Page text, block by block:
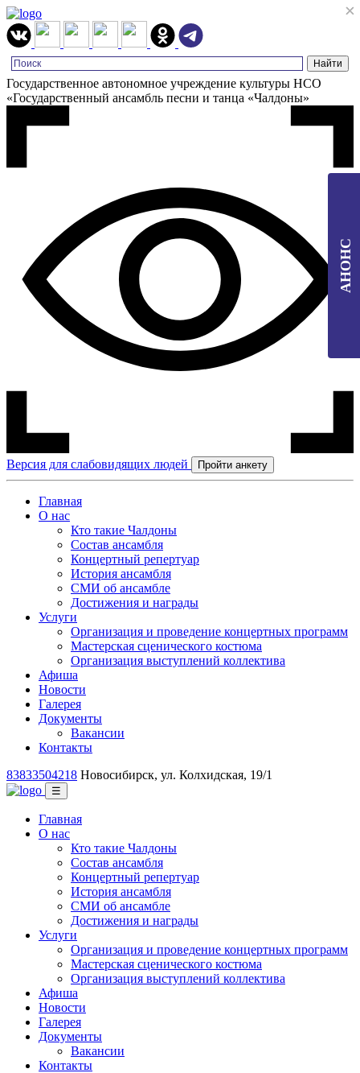
Государственное автономное учреждение культуры НСО
«Государственный ансамбль песни и танца «Чалдоны»
Версия для слабовидящих людей Пройти анкету
Главная
О нас
Кто такие Чалдоны
Состав ансамбля
Концертный репертуар
История ансамбля
СМИ об ансамбле
Достижения и награды
Услуги
Организация и проведение концертных программ
Мастерская сценического костюма
Организация выступлений коллектива
Афиша
Новости
Галерея
Документы
Вакансии
Контакты
83833504218 Новосибирск, ул. Колхидская, 19/1
☰
Главная
О нас
Кто такие Чалдоны
Состав ансамбля
Концертный репертуар
История ансамбля
СМИ об ансамбле
Достижения и награды
Услуги
Организация и проведение концертных программ
Мастерская сценического костюма
Организация выступлений коллектива
Афиша
Новости
Галерея
Документы
Вакансии
Контакты
АНОНС
×
×